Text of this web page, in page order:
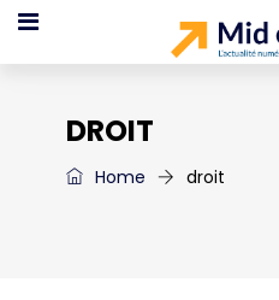
DROIT
Home droit